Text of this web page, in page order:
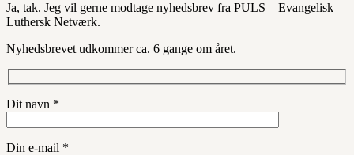
Ja, tak. Jeg vil gerne modtage nyhedsbrev fra PULS – Evangelisk
Luthersk Netværk.
Nyhedsbrevet udkommer ca. 6 gange om året.
Dit navn *
Din e-mail *